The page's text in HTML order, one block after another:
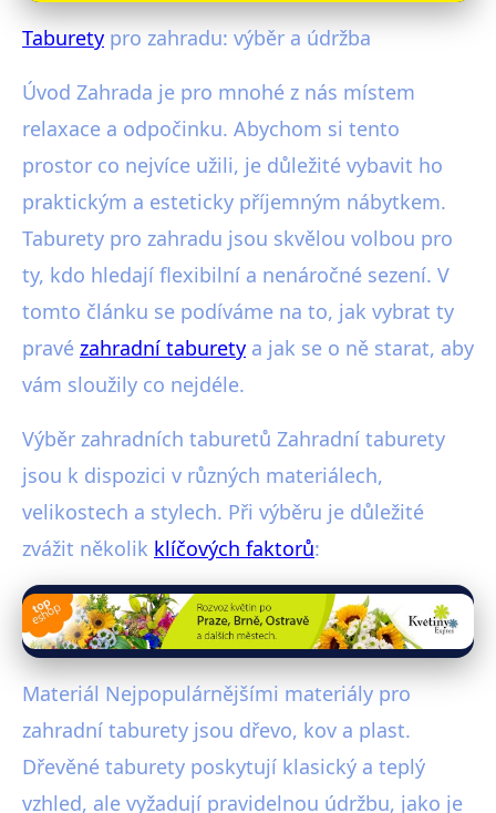
Jak Vybrat a Udržovat Taburety
pro Zahradu – Průvodce 2023
· 4 min čtení · Autor: Pavel Tůma
Taburety pro zahradu: výběr a údržba
Úvod Zahrada je pro mnohé z nás místem
relaxace a odpočinku. Abychom si tento
prostor co nejvíce užili, je důležité vybavit ho
praktickým a esteticky příjemným nábytkem.
Taburety pro zahradu jsou skvělou volbou pro
ty, kdo hledají flexibilní a nenáročné sezení. V
tomto článku se podíváme na to, jak vybrat ty
pravé zahradní taburety a jak se o ně starat, aby
vám sloužily co nejdéle.
Výběr zahradních taburetů Zahradní taburety
jsou k dispozici v různých materiálech,
velikostech a stylech. Při výběru je důležité
zvážit několik klíčových faktorů:
Materiál Nejpopulárnějšími materiály pro
zahradní taburety jsou dřevo, kov a plast.
Dřevěné taburety poskytují klasický a teplý
vzhled, ale vyžadují pravidelnou údržbu, jako je